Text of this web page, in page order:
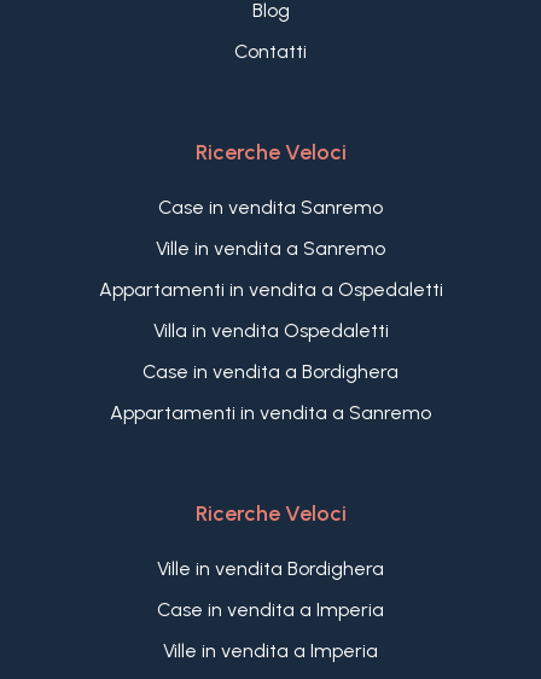
Blog
Contatti
Ricerche Veloci
Case in vendita Sanremo
Ville in vendita a Sanremo
Appartamenti in vendita a Ospedaletti
Villa in vendita Ospedaletti
Case in vendita a Bordighera
Appartamenti in vendita a Sanremo
Ricerche Veloci
Ville in vendita Bordighera
Case in vendita a Imperia
Ville in vendita a Imperia